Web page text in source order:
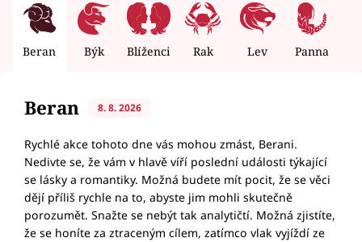
Beran Býk Blíženci Rak Lev Panna
Beran 8. 8. 2026
Rychlé akce tohoto dne vás mohou zmást, Berani.
Nedivte se, že vám v hlavě víří poslední události týkající
se lásky a romantiky. Možná budete mít pocit, že se věci
dějí příliš rychle na to, abyste jim mohli skutečně
porozumět. Snažte se nebýt tak analytičtí. Možná zjistíte,
že se honíte za ztraceným cílem, zatímco vlak vyjíždí ze